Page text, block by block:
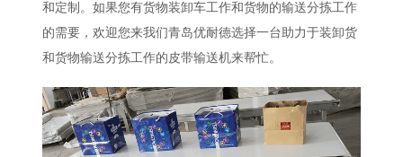
和定制。如果您有货物装卸车工作和货物的输送分拣工作
的需要，欢迎您来我们青岛优耐德选择一台助力于装卸货
和货物输送分拣工作的皮带输送机来帮忙。